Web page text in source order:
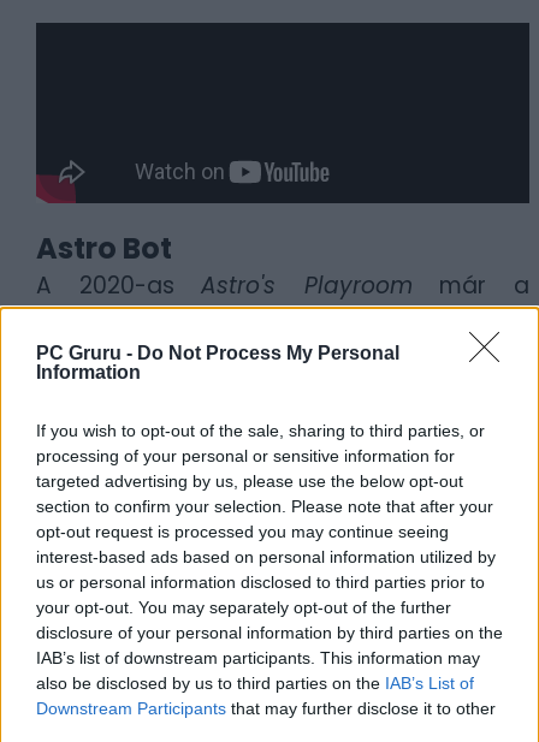
PC Gruru - Do Not Process My Personal
Information
If you wish to opt-out of the sale, sharing to third parties, or
processing of your personal or sensitive information for
targeted advertising by us, please use the below opt-out
section to confirm your selection. Please note that after your
opt-out request is processed you may continue seeing
interest-based ads based on personal information utilized by
us or personal information disclosed to third parties prior to
your opt-out. You may separately opt-out of the further
disclosure of your personal information by third parties on the
IAB’s list of downstream participants. This information may
also be disclosed by us to third parties on the IAB’s List of
Downstream Participants that may further disclose it to other
Astro Bot
A 2020-asAstro's Playroom már a
PlayStation 5 képességeit volt hivatott
bemutatni és tette mindezt ingyenes
formában, előre telepítve minden egyes
PS5-re. Ez a kis játék nagyon szépen
kimaxolta a nosztalgia-faktort. Nemcsak
rengeteg PlayStation karakter és easter
egg került bele, de konkréten végigvette a
konzolszéria történelmét a legelső PSX-től
az összes létező hivatalos kiegészítőn át
egészen a PS5-ig, mindezt pedig olyan
formában, hogy lehetetlen volt nem imádni
a kis robot világokat bejáró, hatalmas
kalandját. Ezután idén nyáron a PlayStation